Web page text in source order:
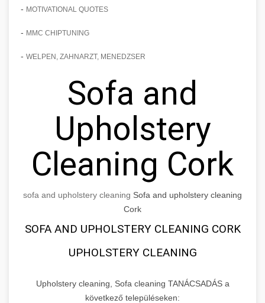
- MOTIVATIONAL QUOTES
- MMC CHIPTUNING
- WELPEN, ZAHNARZT, MENEDZSER
Sofa and
Upholstery
Cleaning Cork
sofa and upholstery cleaning Sofa and upholstery cleaning
Cork
SOFA AND UPHOLSTERY CLEANING CORK
UPHOLSTERY CLEANING
Upholstery cleaning, Sofa cleaning TANÁCSADÁS a
következő településeken: